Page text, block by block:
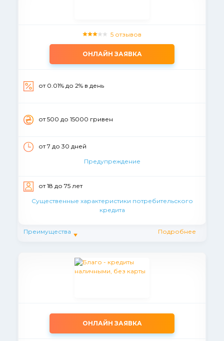
5 отзывов
ОНЛАЙН ЗАЯВКА
от 0.01% до 2% в день
от 500 до 15000 гривен
от 7 до 30 дней
Предупреждение
от 18 до 75 лет
Существенные характеристики потребительского
кредита
Преимущества Подробнее
ОНЛАЙН ЗАЯВКА